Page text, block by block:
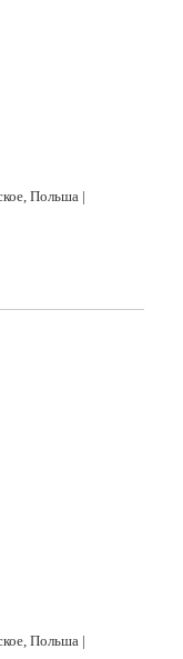
Польша |
Польша |